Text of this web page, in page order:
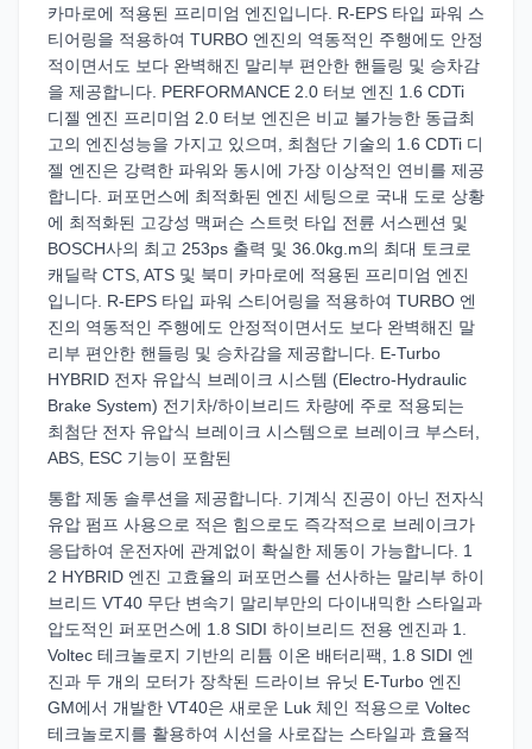
카마로에 적용된 프리미엄 엔진입니다. R-EPS 타입 파워 스
티어링을 적용하여 TURBO 엔진의 역동적인 주행에도 안정
적이면서도 보다 완벽해진 말리부 편안한 핸들링 및 승차감
을 제공합니다. PERFORMANCE 2.0 터보 엔진 1.6 CDTi
디젤 엔진 프리미엄 2.0 터보 엔진은 비교 불가능한 동급최
고의 엔진성능을 가지고 있으며, 최첨단 기술의 1.6 CDTi 디
젤 엔진은 강력한 파워와 동시에 가장 이상적인 연비를 제공
합니다. 퍼포먼스에 최적화된 엔진 세팅으로 국내 도로 상황
에 최적화된 고강성 맥퍼슨 스트럿 타입 전륜 서스펜션 및
BOSCH사의 최고 253ps 출력 및 36.0kg.m의 최대 토크로
캐딜락 CTS, ATS 및 북미 카마로에 적용된 프리미엄 엔진
입니다. R-EPS 타입 파워 스티어링을 적용하여 TURBO 엔
진의 역동적인 주행에도 안정적이면서도 보다 완벽해진 말
리부 편안한 핸들링 및 승차감을 제공합니다. E-Turbo
HYBRID 전자 유압식 브레이크 시스템 (Electro-Hydraulic
Brake System) 전기차/하이브리드 차량에 주로 적용되는
최첨단 전자 유압식 브레이크 시스템으로 브레이크 부스터,
ABS, ESC 기능이 포함된
통합 제동 솔루션을 제공합니다. 기계식 진공이 아닌 전자식
유압 펌프 사용으로 적은 힘으로도 즉각적으로 브레이크가
응답하여 운전자에 관계없이 확실한 제동이 가능합니다. 1
2 HYBRID 엔진 고효율의 퍼포먼스를 선사하는 말리부 하이
브리드 VT40 무단 변속기 말리부만의 다이내믹한 스타일과
압도적인 퍼포먼스에 1.8 SIDI 하이브리드 전용 엔진과 1.
Voltec 테크놀로지 기반의 리튬 이온 배터리팩, 1.8 SIDI 엔
진과 두 개의 모터가 장착된 드라이브 유닛 E-Turbo 엔진
GM에서 개발한 VT40은 새로운 Luk 체인 적용으로 Voltec
테크놀로지를 활용하여 시선을 사로잡는 스타일과 효율적